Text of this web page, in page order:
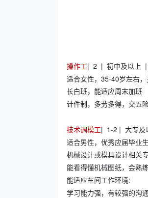
操作工| 2 | 初中及以上 |
适合女性，35-40岁左右
长白班，能适应周末加班
计件制，多劳多得，交五
技术调模工| 1-2 | 大专及
适合男性，优秀应届毕业
机械设计或模具设计相关
能看得懂机械图纸，会熟
能适应车间工作环境:
学习能力强，有较强的沟